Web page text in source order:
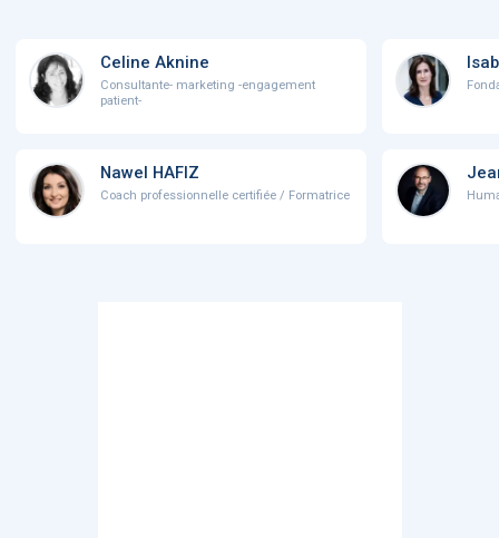
Celine Aknine
Consultante- marketing -engagement
patient-
Nawel HAFIZ
Coach professionnelle certifiée / Formatrice